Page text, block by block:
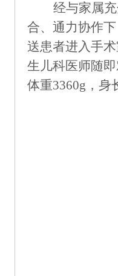
经与家属
合、通力协作
送患者进入手术
生儿科医师随
体重3360g，身